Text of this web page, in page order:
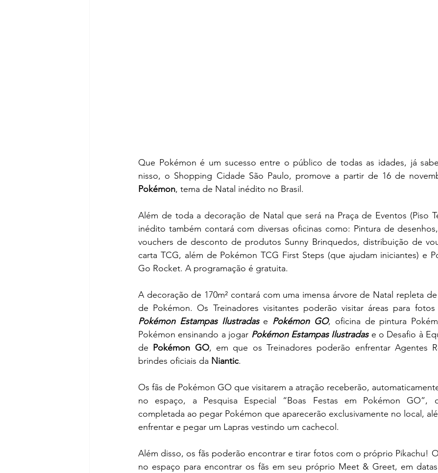
Que Pokémon é um sucesso entre o público de todas as idades, já
nisso, o Shopping Cidade São Paulo, promove a partir de 16 de
Pokémon, tema de Natal inédito no Brasil.
Além de toda a decoração de Natal que será na Praça de Eventos (Piso
inédito também contará com diversas oficinas como: Pintura de
vouchers de desconto de produtos Sunny Brinquedos, distribuição de
carta TCG, além de Pokémon TCG First Steps (que ajudam iniciantes) e
Go Rocket. A programação é gratuita.
A decoração de 170m² contará com uma imensa árvore de Natal repleta
Pokémon Estampas Ilustradas e Pokémon GO, oficina de pintura
Pokémon ensinando a jogar Pokémon Estampas Ilustradas e o Desafio à
de Pokémon GO, em que os Treinadores poderão enfrentar Agentes
brindes oficiais da Niantic.
Os fãs de Pokémon GO que visitarem a atração receberão,
no espaço, a Pesquisa Especial “Boas Festas em Pokémon GO”,
completada ao pegar Pokémon que aparecerão exclusivamente no local,
enfrentar e pegar um Lapras vestindo um cachecol.
Além disso, os fãs poderão encontrar e tirar fotos com o próprio Pikachu!
no espaço para encontrar os fãs em seu próprio Meet & Greet, em